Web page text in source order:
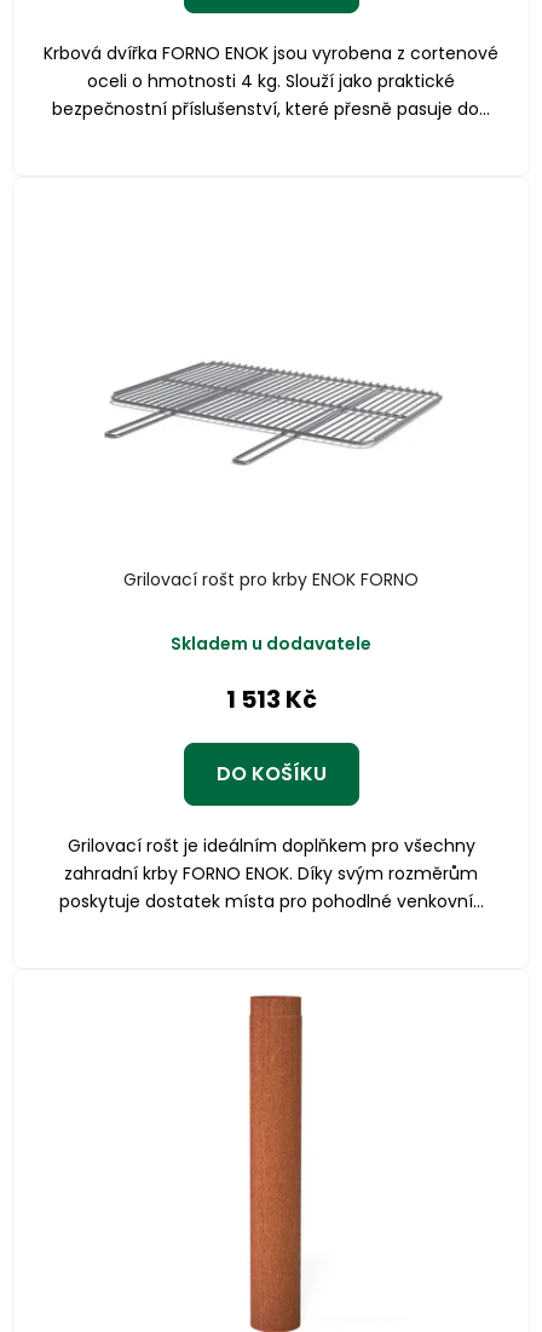
Krbová dvířka FORNO ENOK jsou vyrobena z cortenové
oceli o hmotnosti 4 kg. Slouží jako praktické
bezpečnostní příslušenství, které přesně pasuje do...
Grilovací rošt pro krby ENOK FORNO
Skladem u dodavatele
1 513 Kč
DO KOŠÍKU
Grilovací rošt je ideálním doplňkem pro všechny
zahradní krby FORNO ENOK. Díky svým rozměrům
poskytuje dostatek místa pro pohodlné venkovní...